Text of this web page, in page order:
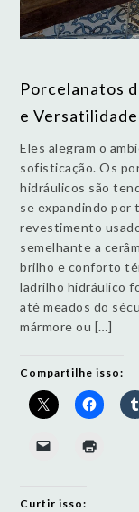
Porcelanatos
e Versatilidade
Eles alegram o
sofisticação. Os
hidráulicos são
se expandindo por
revestimento
semelhante a
brilho e conforto
ladrilho hidráulico
até meados do
mármore ou […]
Compartilhe isso:
Curtir isso: